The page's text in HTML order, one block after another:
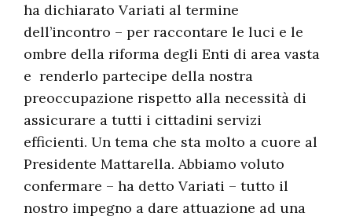
ha dichiarato Variati al termine
dell’incontro – per raccontare le luci e le
ombre della riforma degli Enti di area vasta
e renderlo partecipe della nostra
preoccupazione rispetto alla necessità di
assicurare a tutti i cittadini servizi
efficienti. Un tema che sta molto a cuore al
Presidente Mattarella. Abbiamo voluto
confermare – ha detto Variati – tutto il
nostro impegno a dare attuazione ad una